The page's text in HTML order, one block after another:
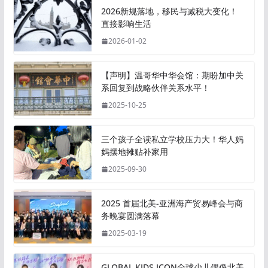
2026新规落地，移民与减税大变化！
直接影响生活
2026-01-02
【声明】温哥华中华会馆：期盼加中关
系回复到战略伙伴关系水平！
2025-10-25
三个孩子全读私立学校压力大！华人妈
妈摆地摊贴补家用
2025-09-30
2025 首届北美-亚洲海产贸易峰会与商
务晚宴圆满落幕
2025-03-19